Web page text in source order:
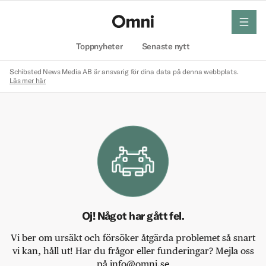
Toppnyheter Senaste nytt
meny
Schibsted News Media AB är ansvarig för dina data på denna webbplats.
Läs mer här
Oj! Något har gått fel.
Vi ber om ursäkt och försöker åtgärda problemet så snart
vi kan, håll ut! Har du frågor eller funderingar? Mejla oss